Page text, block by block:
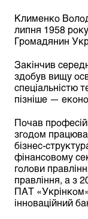
Клименко
липня 1958
Громадянин
Закінчив
здобув вищу
спеціальністю
пізніше —
Почав
згодом
бізнес-
фінансовому
голови
правління, а з
ПАТ
інноваційний